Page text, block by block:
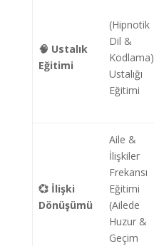
🧠 Ustalık
Eğitimi
(Hipnotik
Dil &
Kodlama)
Ustalığı
Eğitimi
💞 İlişki
Dönüşümü
Aile &
İlişkiler
Frekansı
Eğitimi
(Ailede
Huzur &
Geçim